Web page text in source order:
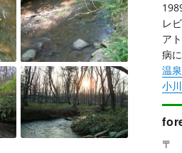
レ
ア
病
温
小
〒